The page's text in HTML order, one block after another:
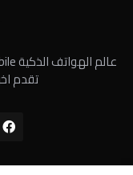
تقدم